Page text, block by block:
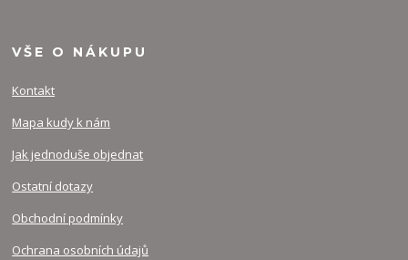
VŠE O NÁKUPU
Kontakt
Mapa kudy k nám
Jak jednoduše objednat
Ostatní dotazy
Obchodní podmínky
Ochrana osobních údajů